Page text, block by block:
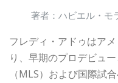
著者：ハビエル・モ
フレディ・アドゥはア
り、早期のプロデビュ
（MLS）および国際試